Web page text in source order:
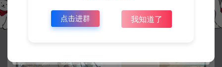
冷雨泽ღ
点击进群 我知道了